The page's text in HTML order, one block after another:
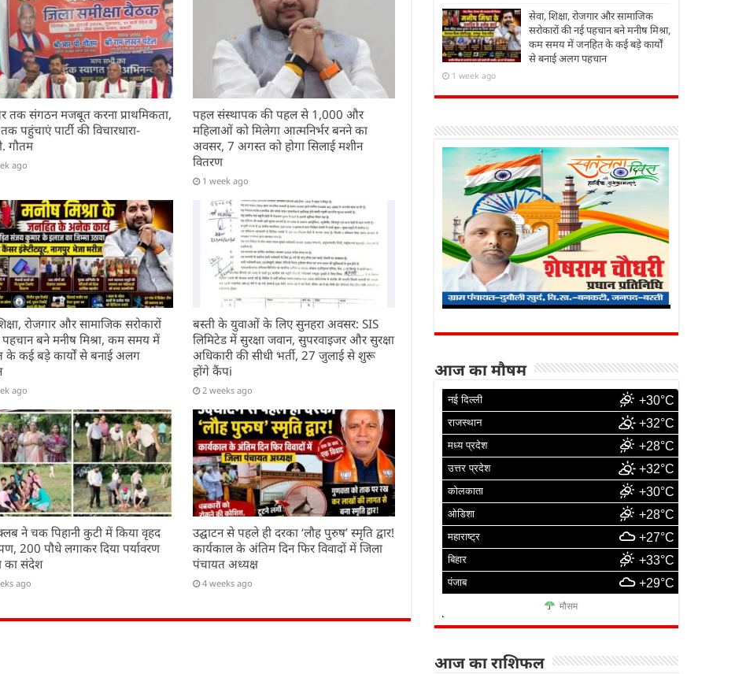
तक संगठन मजबूत करना प्राथमिकता,
पहुंचाएं पार्टी की विचारधारा-
गौतम
ago
पहल संस्थापक की पहल से 1,000 और
महिलाओं को मिलेगा आत्मनिर्भर बनने का
अवसर, 7 अगस्त को होगा सिलाई मशीन
वितरण
1 week ago
रोजगार और सामाजिक सरोकारों
बने मनीष मिश्रा, कम समय में
के कई बड़े कार्यों से बनाई अलग
ago
बस्ती के युवाओं के लिए सुनहरा अवसर: SIS
लिमिटेड में सुरक्षा जवान, सुपरवाइजर और सुरक्षा
अधिकारी की सीधी भर्ती, 27 जुलाई से शुरू
होंगे कैंपi
2 weeks ago
क्लब ने चक पिहानी कुटी में किया वृहद
200 पौधे लगाकर दिया पर्यावरण
का संदेश
ago
उद्घाटन से पहले ही दरका ‘लौह पुरुष’ स्मृति द्वार!
कार्यकाल के अंतिम दिन फिर विवादों में जिला
पंचायत अध्यक्ष
4 weeks ago
सेवा, शिक्षा, रोजगार और सामाजिक
सरोकारों की नई पहचान बने मनीष मिश्रा,
कम समय में जनहित के कई बड़े कार्यों
से बनाई अलग पहचान
1 week ago
आज का मौषम
नई दिल्ली +30°C
राजस्थान +32°C
मध्य प्रदेश +28°C
उत्तर प्रदेश +32°C
कोलकाता +30°C
ओडिशा +28°C
महाराष्ट्र +27°C
बिहार +33°C
पंजाब +29°C
मौसम
आज का राशिफल